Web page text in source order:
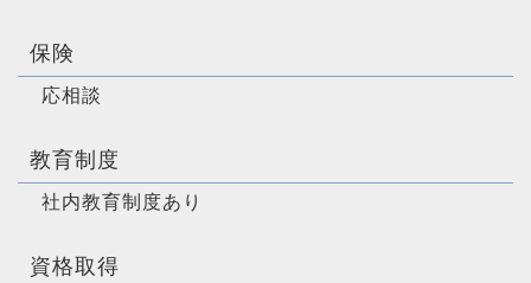
保険
応相談
教育制度
社内教育制度あり
資格取得